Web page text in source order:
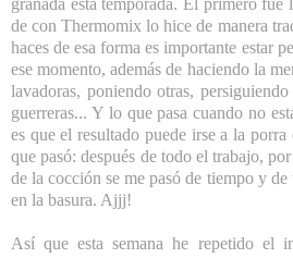
granada esta temporada. El primero fue
de con Thermomix lo hice de manera
haces de esa forma es importante estar
ese momento, además de haciendo la
lavadoras, poniendo otras,
guerreras... Y lo que pasa cuando no
es que el resultado puede irse a la
que pasó: después de todo el trabajo,
de la cocción se me pasó de tiempo y
en la basura. Ajjj!
Así que esta semana he repetido el